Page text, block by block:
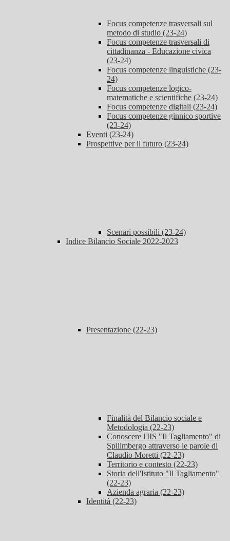
Focus competenze trasversali sul
metodo di studio (23-24)
Focus competenze trasversali di
cittadinanza - Educazione civica
(23-24)
Focus competenze linguistiche (23-
24)
Focus competenze logico-
matematiche e scientifiche (23-24)
Focus competenze digitali (23-24)
Focus competenze ginnico sportive
(23-24)
Eventi (23-24)
Prospettive per il futuro (23-24)
Scenari possibili (23-24)
Indice Bilancio Sociale 2022-2023
Presentazione (22-23)
Finalità del Bilancio sociale e
Metodologia (22-23)
Conoscere l'IIS "Il Tagliamento" di
Spilimbergo attraverso le parole di
Claudio Moretti (22-23)
Territorio e contesto (22-23)
Storia dell'Istituto "Il Tagliamento"
(22-23)
Azienda agraria (22-23)
Identità (22-23)